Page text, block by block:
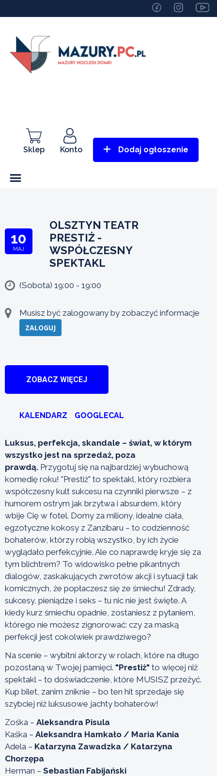
Sklep Konto Dodaj ogłoszenie
10
MAJ
OLSZTYN TEATR
PRESTIŻ -
WSPÓŁCZESNY
SPEKTAKL
(Sobota) 19:00 - 19:00
Musisz być zalogowany by zobaczyć informacje
ZALOGUJ
ZOBACZ WIĘCEJ
KALENDARZ GOOGLECAL
Luksus, perfekcja, skandale – świat, w którym
wszystko jest na sprzedaż, poza
prawdą. Przygotuj się na najbardziej wybuchową
komedię roku! "Prestiż" to spektakl, który rozbiera
współczesny kult sukcesu na czynniki pierwsze – z
humorem ostrym jak brzytwa i absurdem, który
wbije Cię w fotel. Domy za miliony, idealne ciała,
egzotyczne kokosy z Zanzibaru – to codzienność
bohaterów, którzy robią wszystko, by ich życie
wyglądało perfekcyjnie. Ale co naprawdę kryje się za
tym blichtrem? To widowisko pełne pikantnych
dialogów, zaskakujących zwrotów akcji i sytuacji tak
komicznych, że popłaczesz się ze śmiechu! Zdrady,
sukcesy, pieniądze i seks – tu nic nie jest święte. A
kiedy kurz śmiechu opadnie, zostaniesz z pytaniem,
którego nie możesz zignorować: czy za maską
perfekcji jest cokolwiek prawdziwego?
Na scenie – wybitni aktorzy w rolach, które na długo
pozostaną w Twojej pamięci. "Prestiż" to więcej niż
spektakl – to doświadczenie, które MUSISZ przeżyć.
Kup bilet, zanim zniknie – bo ten hit sprzedaje się
szybciej niż luksusowe jachty bohaterów!
Zośka – Aleksandra Pisula
Kaśka – Aleksandra Hamkało / Maria Kania
Adela – Katarzyna Zawadzka / Katarzyna
Chorzępa
Herman – Sebastian Fabijański